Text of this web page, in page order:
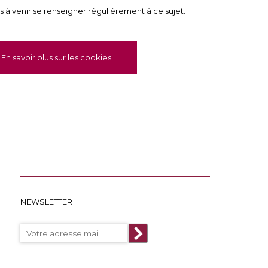
à venir se renseigner régulièrement à ce sujet.
En savoir plus sur les cookies
NEWSLETTER